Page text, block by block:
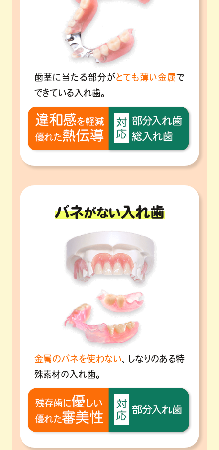
歯茎に当たる部分がとても薄い金属で
できている入れ歯。
バネがない入れ歯
金属のバネを使わない、 しなりのある特
殊素材の入れ歯。